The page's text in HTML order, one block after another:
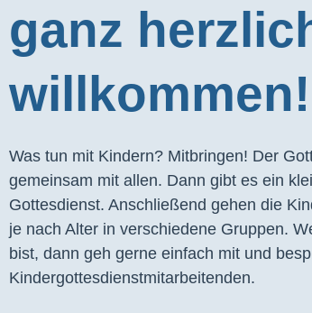
ganz
willkommen!
Was tun mit Kindern? Mitbringen! Der
gemeinsam mit allen. Dann gibt es ein
Gottesdienst. Anschließend gehen die
je nach Alter in verschiedene Gruppen.
bist, dann geh gerne einfach mit und
Kindergottesdienstmitarbeitenden.